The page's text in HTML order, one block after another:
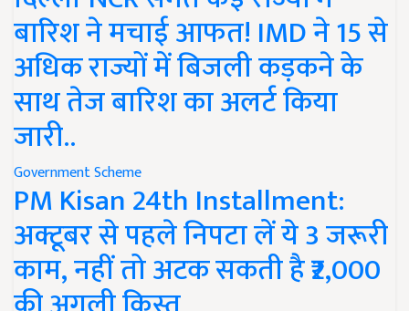
बारिश ने मचाई आफत! IMD ने 15 से
अधिक राज्यों में बिजली कड़कने के
साथ तेज बारिश का अलर्ट किया
जारी..
Government Scheme
PM Kisan 24th Installment:
अक्टूबर से पहले निपटा लें ये 3 जरूरी
काम, नहीं तो अटक सकती है ₹2,000